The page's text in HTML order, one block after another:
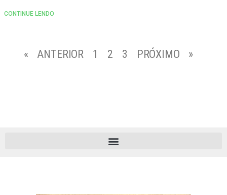
CONTINUE LENDO
« ANTERIOR 1 2 3 PRÓXIMO »